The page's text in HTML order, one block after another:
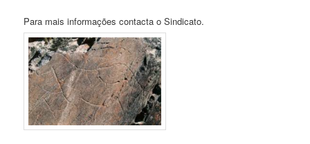
Para mais informações contacta o Sindicato.